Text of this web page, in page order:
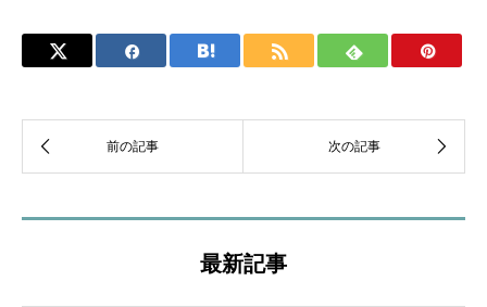
最新記事